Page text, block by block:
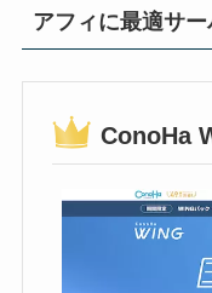
アフィに最適サー
ConoHa